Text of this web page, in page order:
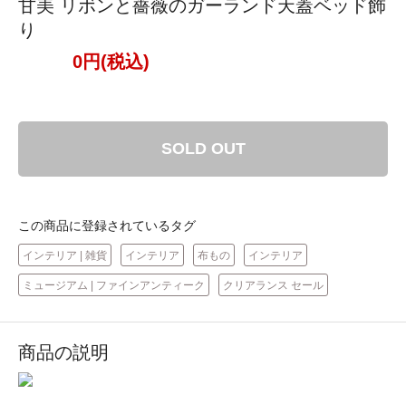
甘美 リボンと薔薇のガーランド天蓋ベッド飾
り
0円(税込)
SOLD OUT
この商品に登録されているタグ
インテリア | 雑貨 インテリア 布もの インテリア
ミュージアム | ファインアンティーク クリアランス セール
商品の説明